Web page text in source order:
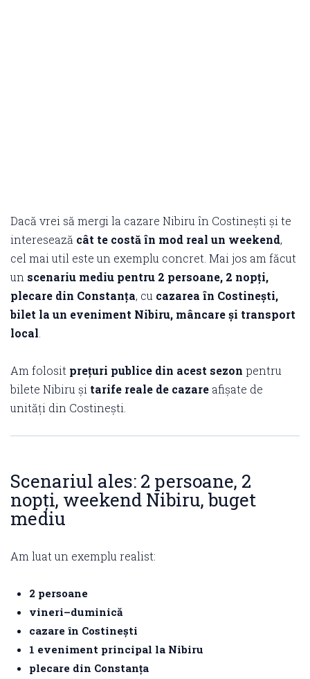
Dacă vrei să mergi la cazare Nibiru în Costinești și te
interesează cât te costă în mod real un weekend,
cel mai util este un exemplu concret. Mai jos am făcut
un scenariu mediu pentru 2 persoane, 2 nopți,
plecare din Constanța, cu cazarea în Costinești,
bilet la un eveniment Nibiru, mâncare și transport
local
Am folosit prețuri publice din acest sezon pentru
bilete Nibiru și tarife reale de cazare afișate de
unități din Costinești.
Scenariul ales: 2 persoane, 2
nopți, weekend Nibiru, buget
mediu
Am luat un exemplu realist:
2 persoane
vineri–duminică
cazare în Costinești
1 eveniment principal la Nibiru
plecare din Constanța